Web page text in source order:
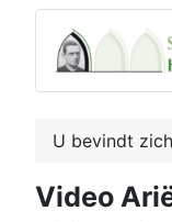
U bevindt
Video